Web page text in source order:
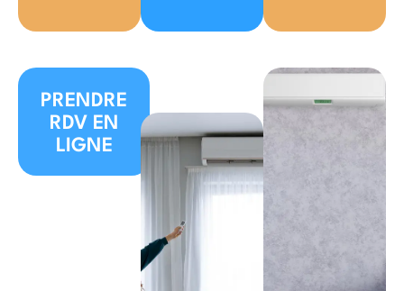
PRENDRE
RDV EN
LIGNE